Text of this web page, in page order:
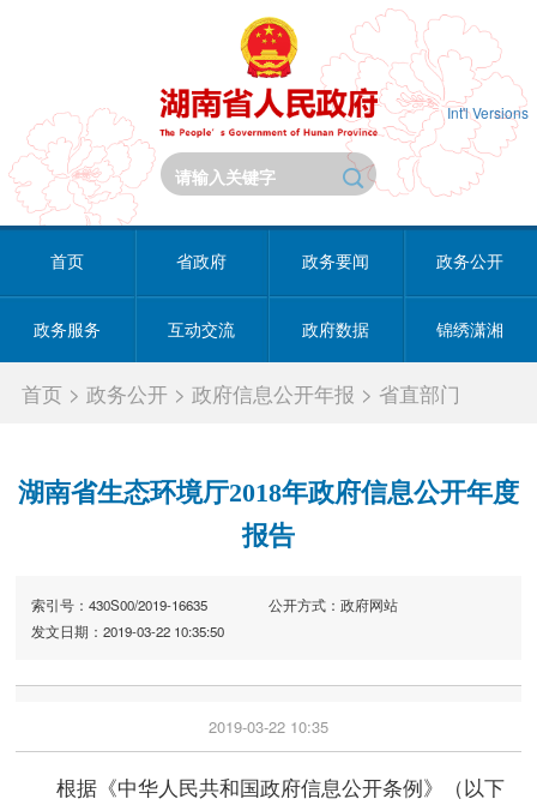
Int'l Versions
首页 省政府 政务要闻 政务公开
政务服务 互动交流 政府数据 锦绣潇湘
首页 >政务公开 >政府信息公开年报 > 省直部门
湖南省生态环境厅2018年政府信息公开年度
报告
索引号：430S00/2019-16635
公开方式：政府网站
发文日期：2019-03-22 10:35:50
2019-03-22 10:35
根据《中华人民共和国政府信息公开条例》（以下